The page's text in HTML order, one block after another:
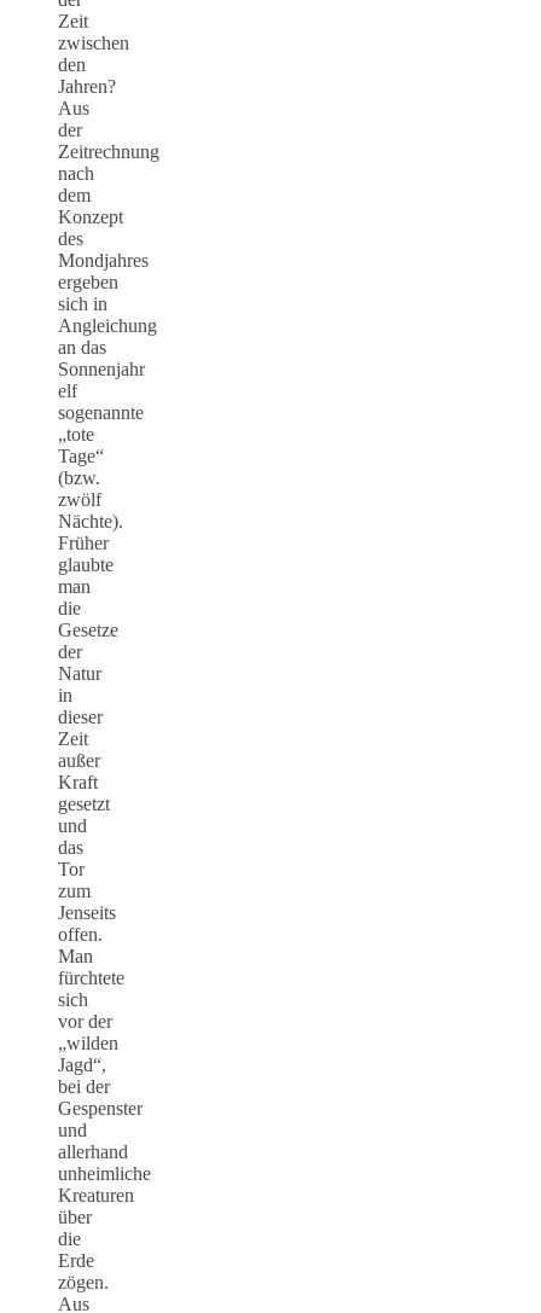
Zeit
zwischen
den
Jahren?
Aus
der
Zeitrechnung
nach
dem
Konzept
des
Mondjahres
ergeben
sich in
Angleichung
an das
Sonnenjahr
elf
sogenannte
„tote
Tage“
(bzw.
zwölf
Nächte).
Früher
glaubte
man
die
Gesetze
der
Natur
in
dieser
Zeit
außer
Kraft
gesetzt
und
das
Tor
zum
Jenseits
offen.
Man
fürchtete
sich
vor der
„wilden
Jagd“,
bei der
Gespenster
und
allerhand
unheimliche
Kreaturen
über
die
Erde
zögen.
Aus